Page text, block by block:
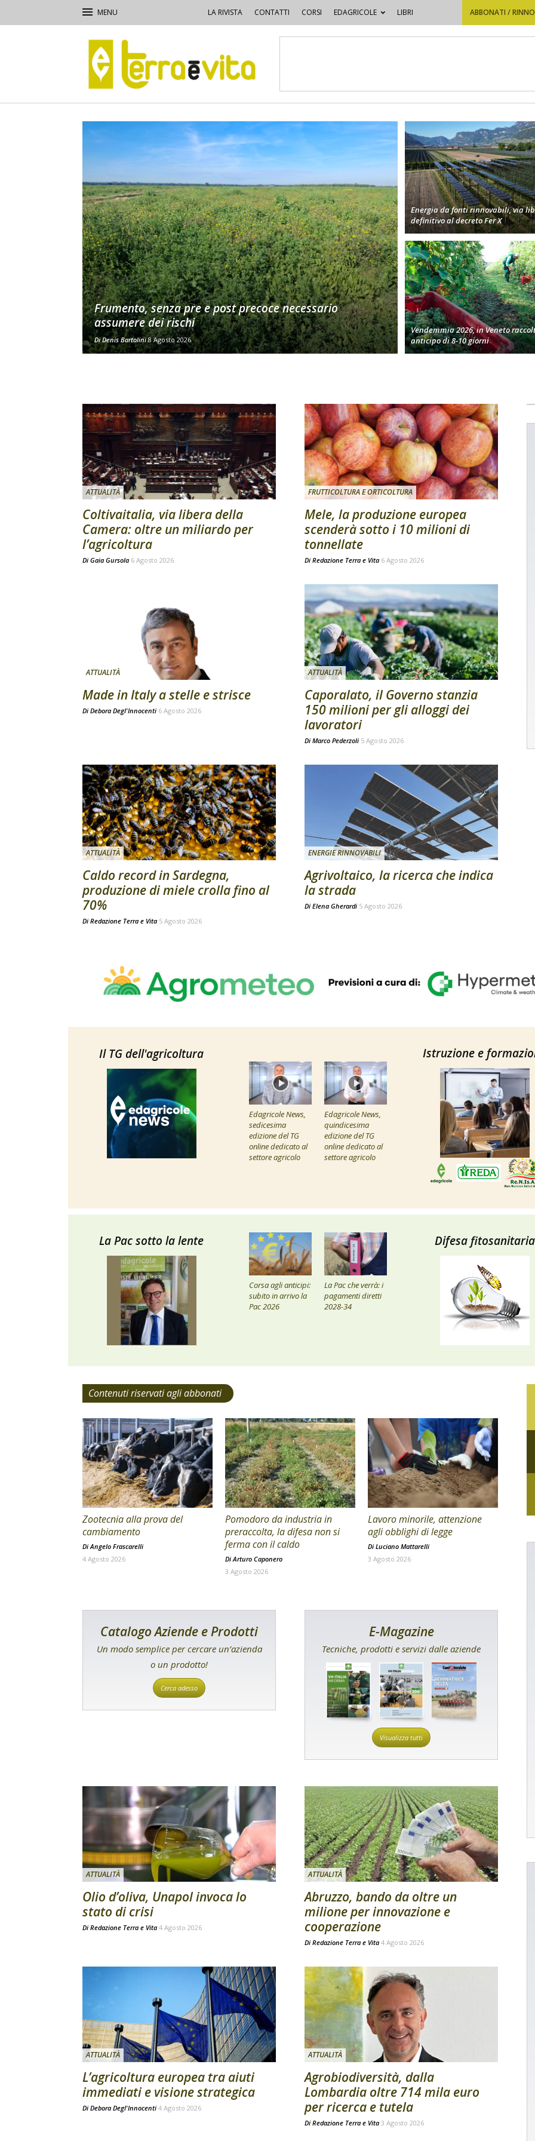
LA RIVISTA CONTATTI CORSI EDAGRICOLE LIBRI ABBONATI /
e
Vita
Frumento, senza pre e post precoce necessario
assumere dei rischi
DiDenis Bartolini 8 Agosto 2026
Energia da fonti rinnovabili, via
definitivo al decreto Fer X
Vendemmia 2026, in Veneto
anticipo di 8-10 giorni
ATTUALITÀ
Coltivaitalia, via libera della
Camera: oltre un miliardo per
l’agricoltura
Di Gaia Gursola 6 Agosto 2026
FRUTTICOLTURA E ORTICOLTURA
Mele, la produzione europea
scenderà sotto i 10 milioni di
tonnellate
Di Redazione Terra e Vita 6 Agosto 2026
ATTUALITÀ
Made in Italy a stelle e strisce
Di Debora Degl'Innocenti 6 Agosto 2026
ATTUALITÀ
Caporalato, il Governo stanzia
150 milioni per gli alloggi dei
lavoratori
Di Marco Pederzoli 5 Agosto 2026
ATTUALITÀ
Caldo record in Sardegna,
produzione di miele crolla fino al
70%
Di Redazione Terra e Vita 5 Agosto 2026
ENERGIE RINNOVABILI
Agrivoltaico, la ricerca che indica
la strada
Di Elena Gherardi 5 Agosto 2026
Il TG dell'agricoltura
Edagricole News,
sedicesima
edizione del TG
online dedicato al
settore agricolo
Edagricole News,
quindicesima
edizione del TG
online dedicato al
settore agricolo
Istruzione e
La Pac sotto la lente
Corsa agli anticipi:
subito in arrivo la
Pac 2026
La Pac che verrà: i
pagamenti diretti
2028-34
Difesa fitosanitaria
Contenuti riservati agli abbonati
Zootecnia alla prova del
cambiamento
Di Angelo Frascarelli
4 Agosto 2026
Pomodoro da industria in
preraccolta, la difesa non si
ferma con il caldo
Di Arturo Caponero
3 Agosto 2026
Lavoro minorile, attenzione
agli obblighi di legge
Di Luciano Mattarelli
3 Agosto 2026
Catalogo Aziende e Prodotti
Un modo semplice per cercare un’azienda
o un prodotto!
Cerca adesso
E-Magazine
Tecniche, prodotti e servizi dalle aziende
Visualizza tutti
ATTUALITÀ
Olio d’oliva, Unapol invoca lo
stato di crisi
Di Redazione Terra e Vita 4 Agosto 2026
ATTUALITÀ
Abruzzo, bando da oltre un
milione per innovazione e
cooperazione
Di Redazione Terra e Vita 4 Agosto 2026
ATTUALITÀ
L’agricoltura europea tra aiuti
immediati e visione strategica
Di Debora Degl'Innocenti 4 Agosto 2026
ATTUALITÀ
Agrobiodiversità, dalla
Lombardia oltre 714 mila euro
per ricerca e tutela
Di Redazione Terra e Vita 3 Agosto 2026